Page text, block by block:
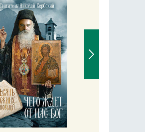
Православный мальчик
Екатерина Баканова